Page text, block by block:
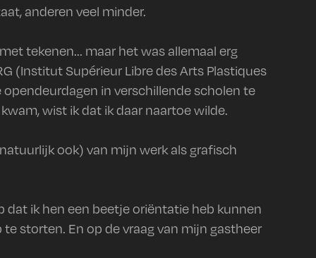
anderen veel minder.
tekenen... maar het was allemaal erg
(Institut Supérieur Libre des Arts Plastiques
in verschillende scholen te
wist ik dat ik daar naartoe wilde.
ook) van mijn werk als grafisch
dat ik hen een beetje oriëntatie heb kunnen
storten. En op de vraag van mijn gastheer